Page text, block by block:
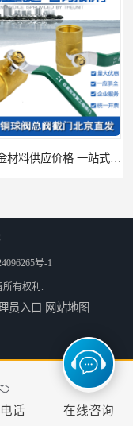
脸盆冷热水龙头批发商 水龙头冷热洗脸盆池 全城配送
号-1
有权利.
员入口 网站地图
话 在线咨询